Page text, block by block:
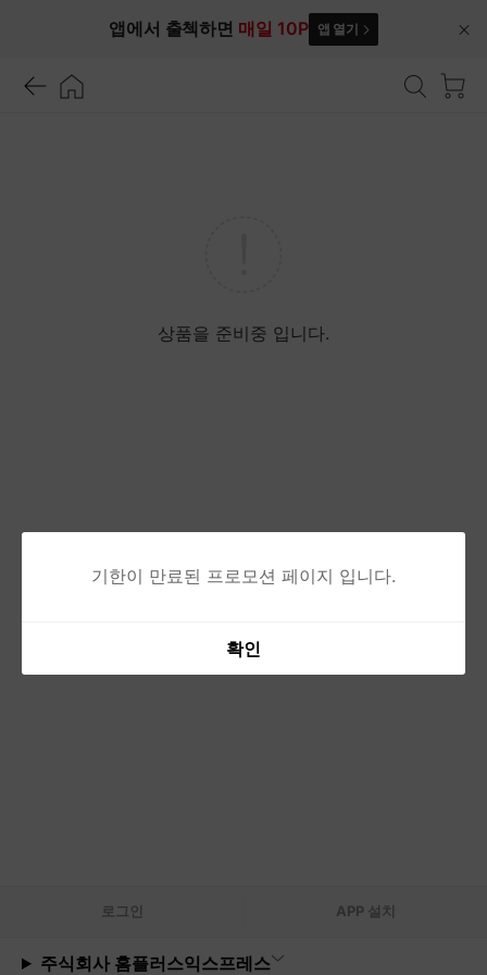
앱에서 출첵하면 매일 10P 앱 열기
닫
상품을 준비중 입니다.
로그 인 APP 설치
주식회사 홈플러스익스프레스
기한이 만료된 프로모션 페이지 입니다.
확인